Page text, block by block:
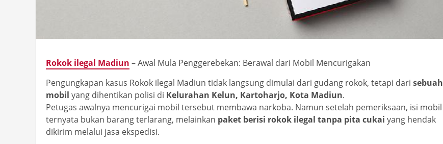
Rokok ilegal Madiun – Awal Mula Penggerebekan: Berawal dari Mobil Mencurigakan
Pengungkapan kasus Rokok ilegal Madiun tidak langsung dimulai dari gudang rokok, tetapi dari sebuah
mobil yang dihentikan polisi di Kelurahan Kelun, Kartoharjo, Kota Madiun.
Petugas awalnya mencurigai mobil tersebut membawa narkoba. Namun setelah pemeriksaan, isi mobil
ternyata bukan barang terlarang, melainkan paket berisi rokok ilegal tanpa pita cukai yang hendak
dikirim melalui jasa ekspedisi.